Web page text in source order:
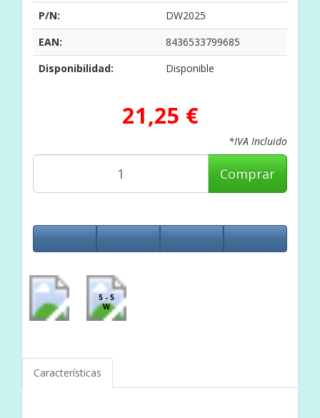
P/N:
DW2025
EAN:
8436533799685
Disponibilidad:
Disponible
21,25 €
*IVA Incluido
Comprar
5 - 5
W
Características